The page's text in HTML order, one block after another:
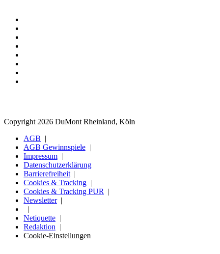
Copyright 2026 DuMont Rheinland, Köln
AGB
AGB Gewinnspiele
Impressum
Datenschutzerklärung
Barrierefreiheit
Cookies & Tracking
Cookies & Tracking PUR
Newsletter
Netiquette
Redaktion
Cookie-Einstellungen